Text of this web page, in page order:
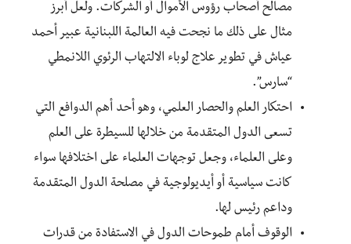
مصالح أصحاب رؤوس الأموال أو الشركات. ولعل أبرز
مثال على ذلك ما نجحت فيه العالمة اللبنانية عبير أحمد
عياش في تطوير علاج لوباء الالتهاب الرئوي اللانمطي
“سارس”.
احتكار العلم والحصار العلمي، وهو أحد أهم الدوافع التي
تسعى الدول المتقدمة من خلالها للسيطرة على العلم
وعلى العلماء، وجعل توجهات العلماء على اختلافها سواء
كانت سياسية أو أيديولوجية في مصلحة الدول المتقدمة
وداعم رئيس لها.
الوقوف أمام طموحات الدول في الاستفادة من قدرات